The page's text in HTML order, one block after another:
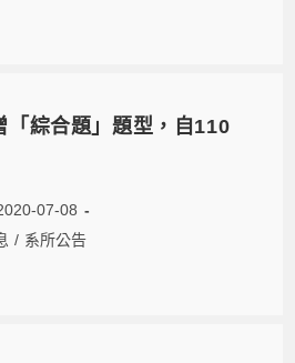
「綜合題」題型，自110
07-08
/ 系所公告